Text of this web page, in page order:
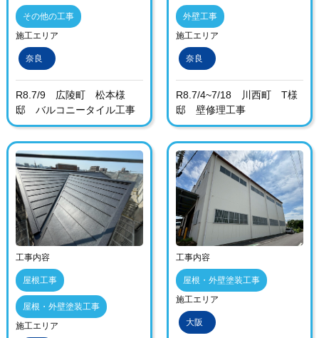
その他の工事
施工エリア
奈良
R8.7/9 広陵町 松本様
邸 バルコニータイル工事
外壁工事
施工エリア
奈良
R8.7/4~7/18 川西町 T様
邸 壁修理工事
工事内容
屋根工事
屋根・外壁塗装工事
施工エリア
工事内容
屋根・外壁塗装工事
施工エリア
大阪